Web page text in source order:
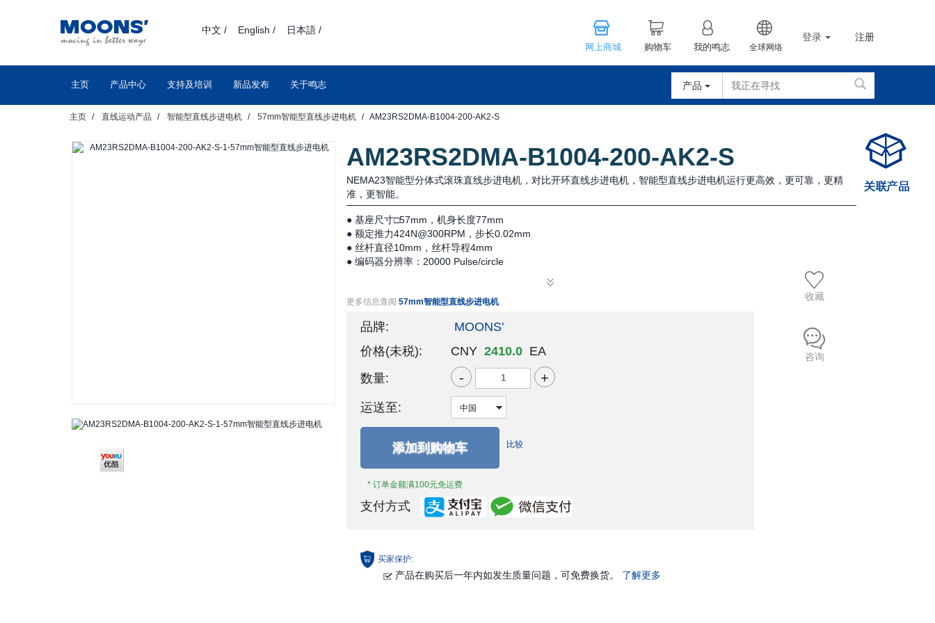
中文 / English / 日本語 /
网上商城 购物车 我的鸣志 全球网络
登录 注册
主页 产品中心 支持及培训 新品发布 关于鸣志 产品
主页 直线运动产品 智能型直线步进电机 57mm智能型直线步进电机 AM23RS2DMA-B1004-200-AK2-S
AM23RS2DMA-B1004-200-AK2-S
NEMA23智能型分体式滚珠直线步进电机，对比开环直线步进电机，智能型直线步进电机运行更高效，更可靠，更精
准，更智能。
● 基座尺寸□57mm，机身长度77mm
● 额定推力424N@300RPM，步长0.02mm
● 丝杆直径10mm，丝杆导程4mm
● 编码器分辨率：20000 Pulse/circle
更多信息查阅 57mm智能型直线步进电机
品牌:
MOONS'
价格(未税):
CNY2410.0 EA
数量:
- +
运送至:
添加到购物车
* 订单金额满100元免运费
比较
支付方式
收藏
咨询
买家保护:
产品在购买后一年内如发生质量问题，可免费换货。 了解更多